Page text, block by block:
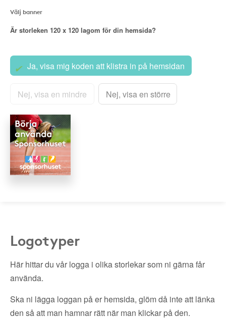
Välj banner
Är storleken 120 x 120 lagom för din hemsida?
Ja, visa mig koden att klistra in på hemsidan
Nej, visa en mindre Nej, visa en större
Logotyper
Här hittar du vår logga i olika storlekar som ni gärna får
använda.
Ska ni lägga loggan på er hemsida, glöm då inte att länka
den så att man hamnar rätt när man klickar på den.